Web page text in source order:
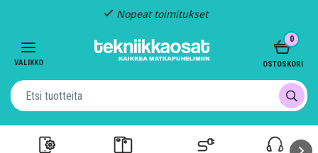
Nopeat toimitukset
VALIKKO
0
OSTOSKORI